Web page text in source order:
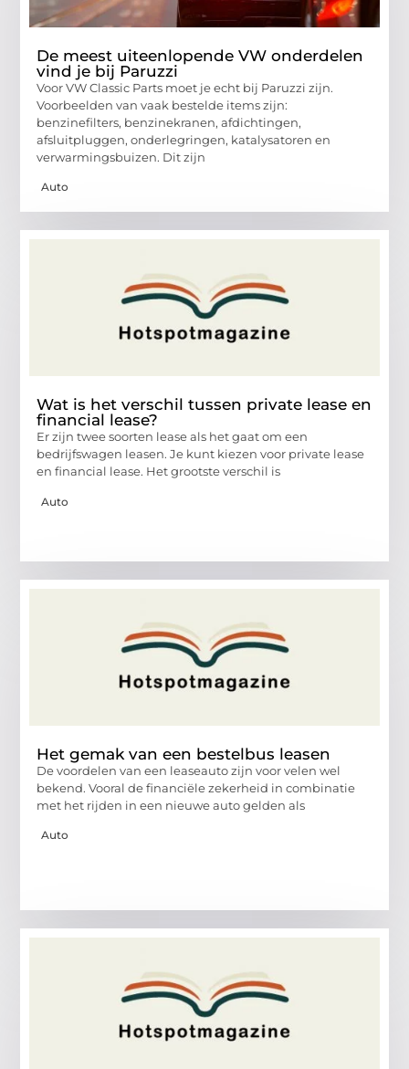
De meest uiteenlopende VW onderdelen
vind je bij Paruzzi
Voor VW Classic Parts moet je echt bij Paruzzi zijn.
Voorbeelden van vaak bestelde items zijn:
benzinefilters, benzinekranen, afdichtingen,
afsluitpluggen, onderlegringen, katalysatoren en
verwarmingsbuizen. Dit zijn
Auto
Wat is het verschil tussen private lease en
financial lease?
Er zijn twee soorten lease als het gaat om een
bedrijfswagen leasen. Je kunt kiezen voor private lease
en financial lease. Het grootste verschil is
Auto
Het gemak van een bestelbus leasen
De voordelen van een leaseauto zijn voor velen wel
bekend. Vooral de financiële zekerheid in combinatie
met het rijden in een nieuwe auto gelden als
Auto